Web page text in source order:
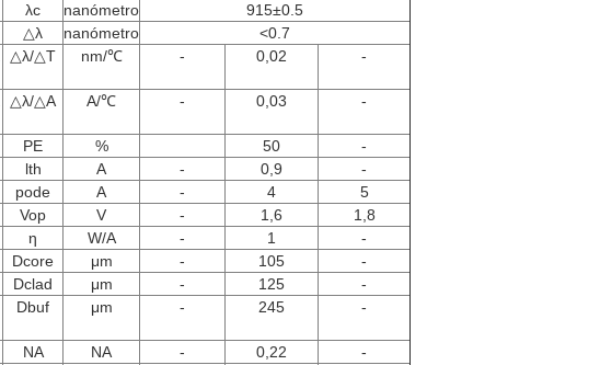
λc nanómetro
915±0.5
△λ nanómetro
<0.7
△λ/△T nm/℃ - 0,02 -
△λ/△A A/℃ - 0,03 -
PE % 50
-
lth A - 0,9
-
pode A - 4
5
Vop V - 1,6
1,8
η W/A - 1
-
Dcore μm - 105
-
Dclad μm - 125
-
Dbuf μm - 245 -
NA NA - 0,22
-